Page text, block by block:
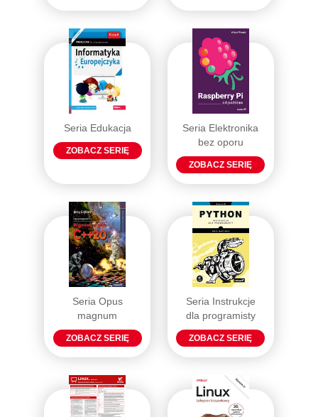
Seria Edukacja
ZOBACZ SERIĘ
Seria Elektronika
bez oporu
ZOBACZ SERIĘ
Seria Opus
magnum
ZOBACZ SERIĘ
Seria Instrukcje
dla programisty
ZOBACZ SERIĘ